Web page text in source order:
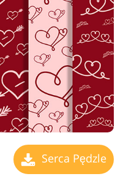
Serca Pędzle